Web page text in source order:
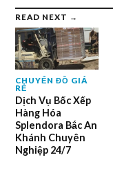
READ NEXT →
CHUYỂN ĐỒ GIÁ
RẺ
Dịch Vụ Bốc Xếp
Hàng Hóa
Splendora Bắc An
Khánh Chuyên
Nghiệp 24/7